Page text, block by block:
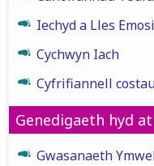
Iechyd a Lles
Cychwyn Iach
Cyfrifiannell
Genedigaeth hyd
Gwasanaeth